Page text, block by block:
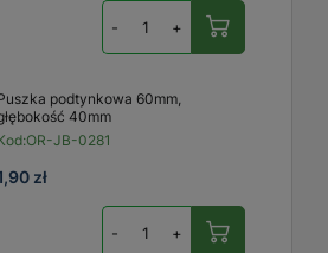
- +
podtynkowa 60mm,
40mm
OR-JB-0281
zł
- +